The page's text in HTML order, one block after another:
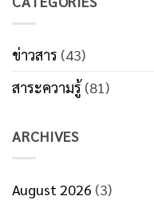
ต้นทุน
ลด
ค่า
จ่าย
ภัณฑ์
หลอด
อัตโนมัติ
เร็ว
80
ข่าวสาร (43)
สาระความรู้ (81)
ARCHIVES
August 2026 (3)